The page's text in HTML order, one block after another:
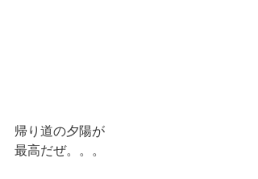
帰り道の夕陽が
最高だぜ。。。